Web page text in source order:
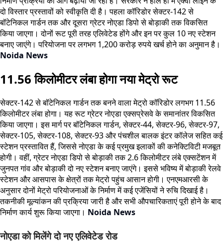
दो विस्तार प्रस्तावों को स्वीकृति दी है। पहला कॉरिडोर सेक्टर-142 से
बॉटेनिकल गार्डन तक और दूसरा ग्रेटर नोएडा डिपो से बोड़ाकी तक विकसित
किया जाएगा। दोनों रूट पूरी तरह एलिवेटेड होंगे और इन पर कुल 10 नए स्टेशन
बनाए जाएंगे। परियोजना पर लगभग 1,200 करोड़ रुपये खर्च होने का अनुमान है।
Noida News
11.56 किलोमीटर लंबा होगा नया मेट्रो रूट
सेक्टर-142 से बॉटेनिकल गार्डन तक बनने वाला मेट्रो कॉरिडोर लगभग 11.56
किलोमीटर लंबा होगा। यह रूट ग्रेटर नोएडा एक्सप्रेसवे के समानांतर विकसित
किया जाएगा। इस मार्ग पर बॉटेनिकल गार्डन, सेक्टर-44, सेक्टर-96, सेक्टर-97,
सेक्टर-105, सेक्टर-108, सेक्टर-93 और पंचशील बालक इंटर कॉलेज सहित कई
स्टेशन प्रस्तावित हैं, जिससे नोएडा के कई प्रमुख इलाकों की कनेक्टिविटी मजबूत
होगी। वहीं, ग्रेटर नोएडा डिपो से बोड़ाकी तक 2.6 किलोमीटर लंबे एक्सटेंशन में
जुनपत गांव और बोड़ाकी दो नए स्टेशन बनाए जाएंगे। इससे भविष्य में बोड़ाकी रेलवे
स्टेशन और आसपास के क्षेत्रों तक मेट्रो पहुंच आसान होगी। एनएमआरसी के
अनुसार दोनों मेट्रो परियोजनाओं के निर्माण में कई एजेंसियों ने रुचि दिखाई है।
तकनीकी मूल्यांकन की प्रक्रिया जारी है और सभी औपचारिकताएं पूरी होने के बाद
निर्माण कार्य शुरू किया जाएगा। Noida News
नोएडा को मिलेंगे दो नए एलिवेटेड रोड